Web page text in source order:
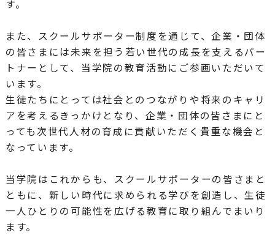
す。
また、スクールサポーター制度を通じて、企業・団体
の皆さまには未来を担う若い世代の成長を支えるパー
トナーとして、当学院の教育活動にご参画いただいて
います。
生徒たちにとっては社会とのつながりや将来のキャリ
アを考えるきっかけとなり、企業・団体の皆さまにと
っても次世代人材の育成に貢献いただく貴重な機会と
なっています。
当学院はこれからも、スクールサポーターの皆さまと
ともに、新しい時代に求められる学びを創造し、生徒
一人ひとりの可能性を広げる教育に取り組んでまいり
ます。